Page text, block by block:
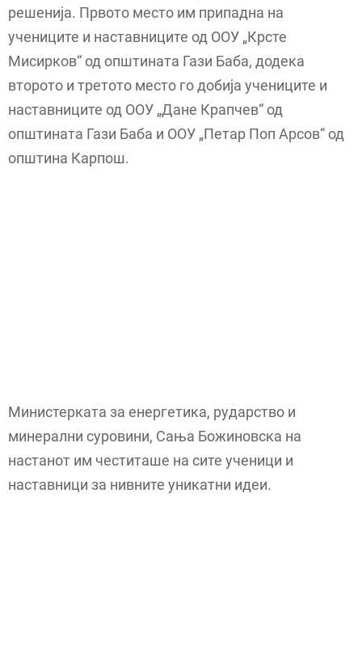
решенија. Првото место им припадна на
учениците и наставниците од ООУ „Крсте
Мисирков“ од општината Гази Баба, додека
второто и третото место го добија учениците и
наставниците од ООУ „Дане Крапчев“ од
општината Гази Баба и ООУ „Петар Поп Арсов“ од
општина Карпош.
Министерката за енергетика, рударство и
минерални суровини, Сања Божиновска на
настанот им честиташе на сите ученици и
наставници за нивните уникатни идеи.